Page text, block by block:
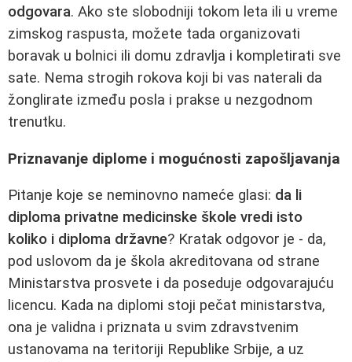
odgovara. Ako ste slobodniji tokom leta ili u vreme
zimskog raspusta, možete tada organizovati
boravak u bolnici ili domu zdravlja i kompletirati sve
sate. Nema strogih rokova koji bi vas naterali da
žonglirate između posla i prakse u nezgodnom
trenutku.
Priznavanje diplome i mogućnosti zapošljavanja
Pitanje koje se neminovno nameće glasi: da li
diploma privatne medicinske škole vredi isto
koliko i diploma državne? Kratak odgovor je - da,
pod uslovom da je škola akreditovana od strane
Ministarstva prosvete i da poseduje odgovarajuću
licencu. Kada na diplomi stoji pečat ministarstva,
ona je validna i priznata u svim zdravstvenim
ustanovama na teritoriji Republike Srbije, a uz